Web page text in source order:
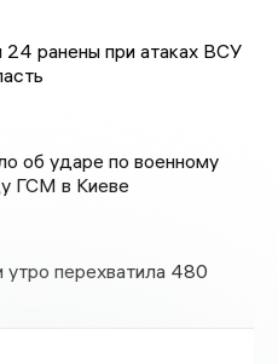
24 ранены при атаках ВСУ
об ударе по военному
ГСМ в Киеве
перехватила 480